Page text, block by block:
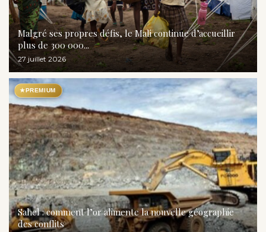
Malgré ses propres défis, le Mali continue d’accueillir
plus de 300 000...
27 juillet 2026
★PREMIUM
Sahel : comment l’or alimente la nouvelle géographie
des conflits